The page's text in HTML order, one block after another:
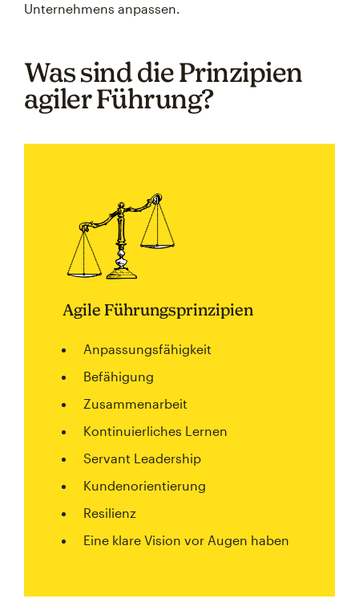
Unternehmens anpassen.
Was sind die Prinzipien
agiler Führung?
Agile Führungsprinzipien
Anpassungsfähigkeit
Befähigung
Zusammenarbeit
Kontinuierliches Lernen
Servant Leadership
Kundenorientierung
Resilienz
Eine klare Vision vor Augen haben